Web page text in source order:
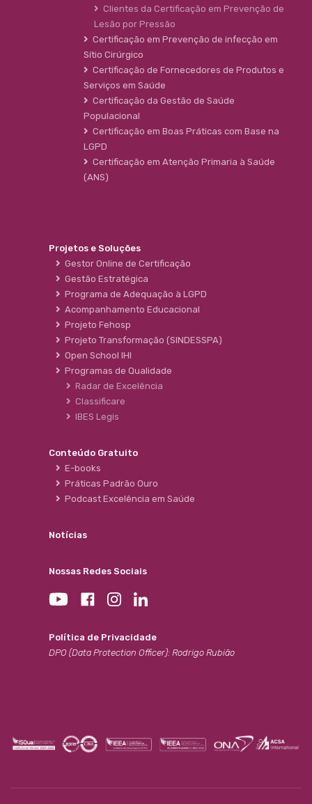
Clientes da Certificação em Prevenção de
Lesão por Pressão
Certificação em Prevenção de infecção em
Sítio Cirúrgico
Certificação de Fornecedores de Produtos e
Serviços em Saúde
Certificação da Gestão de Saúde
Populacional
Certificação em Boas Práticas com Base na
LGPD
Certificação em Atenção Primaria à Saúde
(ANS)
Projetos e Soluções
Gestor Online de Certificação
Gestão Estratégica
Programa de Adequação à LGPD
Acompanhamento Educacional
Projeto Fehosp
Projeto Transformação (SINDESSPA)
Open School IHI
Programas de Qualidade
Radar de Excelência
Classificare
IBES Legis
Conteúdo Gratuito
E-books
Práticas Padrão Ouro
Podcast Excelência em Saúde
Notícias
Nossas Redes Sociais
Política de Privacidade
DPO (Data Protection Officer): Rodrigo Rubião